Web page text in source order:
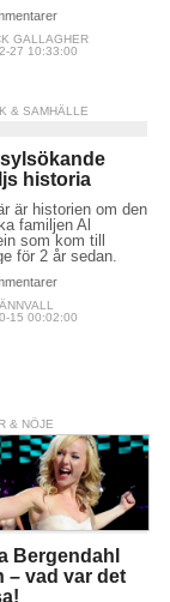
GALLAGHER
27 10:33:00
& SAMHÄLLE
historia
är historien om den
familjen Al
som kom till
för 2 år sedan.
15 00:02:00
& NÖJE
Bergendahl
– vad var det